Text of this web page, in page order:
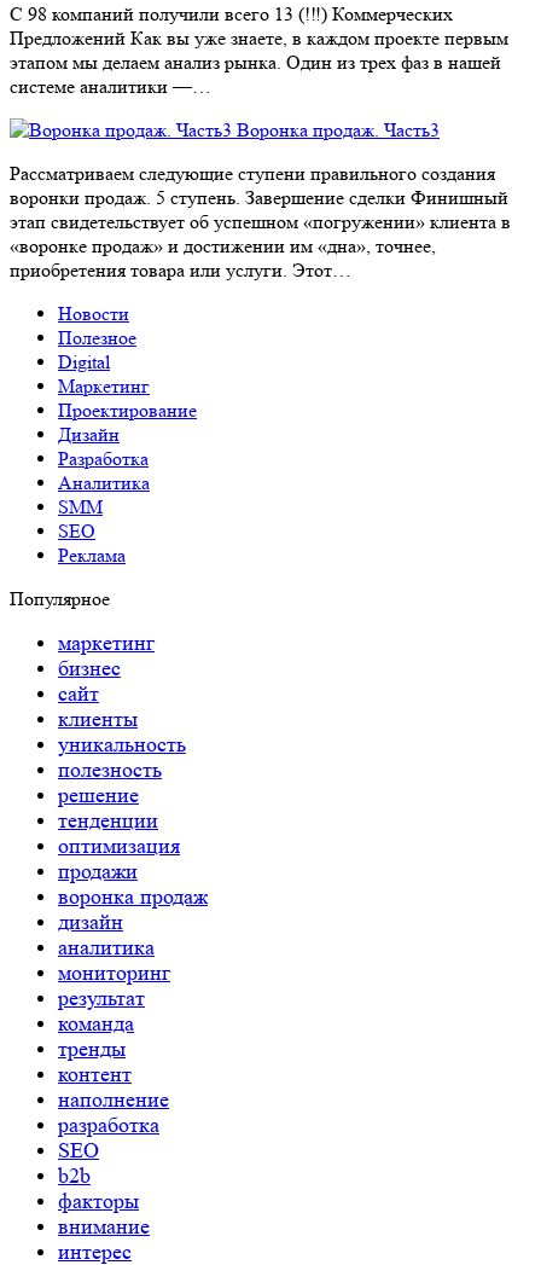
С 98 компаний получили всего 13 (!‼) Коммерческих
Предложений Как вы уже знаете, в каждом проекте первым
этапом мы делаем анализ рынка. Один из трех фаз в нашей
системе аналитики —…
Воронка продаж. Часть3
Рассматриваем следующие ступени правильного создания
воронки продаж. 5 ступень. Завершение сделки Финишный
этап свидетельствует об успешном «погружении» клиента в
«воронке продаж» и достижении им «дна», точнее,
приобретения товара или услуги. Этот…
Новости
Полезное
Digital
Маркетинг
Проектирование
Дизайн
Разработка
Аналитика
SMM
SEO
Реклама
Популярное
маркетинг
бизнес
сайт
клиенты
уникальность
полезность
решение
тенденции
оптимизация
продажи
воронка продаж
дизайн
аналитика
мониторинг
результат
команда
тренды
контент
наполнение
разработка
SEO
b2b
факторы
внимание
интерес